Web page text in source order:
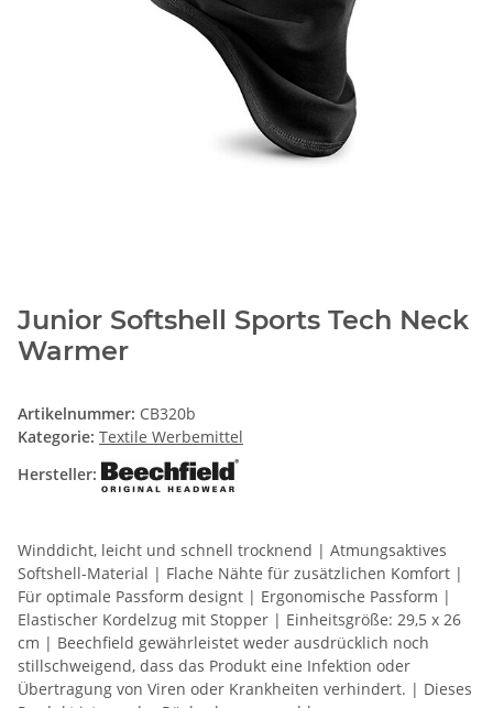
Junior Softshell Sports Tech Neck
Warmer
Artikelnummer: CB320b
Kategorie: Textile Werbemittel
Hersteller:
Winddicht, leicht und schnell trocknend | Atmungsaktives
Softshell-Material | Flache Nähte für zusätzlichen Komfort |
Für optimale Passform designt | Ergonomische Passform |
Elastischer Kordelzug mit Stopper | Einheitsgröße: 29,5 x 26
cm | Beechfield gewährleistet weder ausdrücklich noch
stillschweigend, dass das Produkt eine Infektion oder
Übertragung von Viren oder Krankheiten verhindert. | Dieses